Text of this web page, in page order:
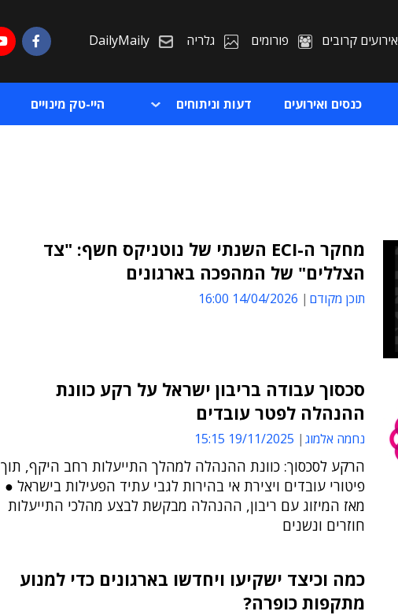
אירועים קרובים פורומים גלריה DailyMaily
כנסים ואירועים דעות וניתוחים היי-טק מינויים
מחקר ה-ECI השנתי של נוטניקס חשף: "צד
הצללים" של המהפכה בארגונים
תוכן מקודם 14/04/2026 16:00
סכסוך עבודה בריבון ישראל על רקע כוונת
ההנהלה לפטר עובדים
נחמה אלמוג 19/11/2025 15:15
הרקע לסכסוך: כוונת ההנהלה למהלך התייעלות רחב היקף, תוך
פיטורי עובדים ויצירת אי בהירות לגבי עתיד הפעילות בישראל ●
מאז המיזוג עם ריבון, ההנהלה מבקשת לבצע מהלכי התייעלות
חוזרים ונשנים
כמה וכיצד ישקיעו ויחדשו בארגונים כדי למנוע
מתקפות כופרה?